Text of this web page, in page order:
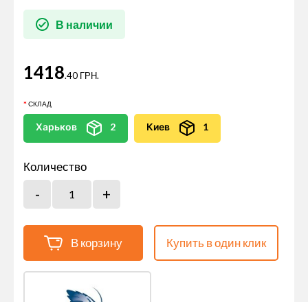
В наличии
1418.40 ГРН.
СКЛАД
Харьков 2 Киев 1
Количество
В корзину Купить в один клик